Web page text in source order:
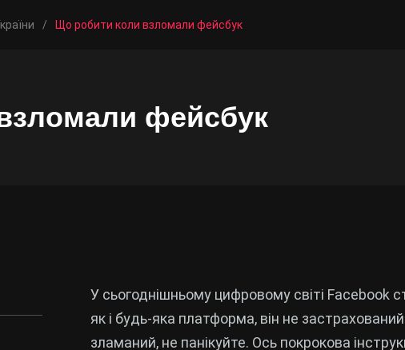
/ Що робити коли взломали фейсбук
фейсбук
У сьогоднішньому цифровому світі
як і будь-яка платформа, він не
зламаний, не панікуйте. Ось покрокова